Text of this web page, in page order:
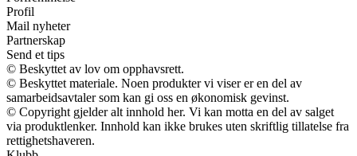
Profil
Mail nyheter
Partnerskap
Send et tips
© Beskyttet av lov om opphavsrett.
© Beskyttet materiale. Noen produkter vi viser er en del av
samarbeidsavtaler som kan gi oss en økonomisk gevinst.
© Copyright gjelder alt innhold her. Vi kan motta en del av salget
via produktlenker. Innhold kan ikke brukes uten skriftlig tillatelse fra
rettighetshaveren.